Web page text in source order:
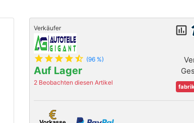
Verkäufer
star star star star star_half (96 %)
Auf Lager
2 Beobachten diesen Artikel
insert_chart_outlined